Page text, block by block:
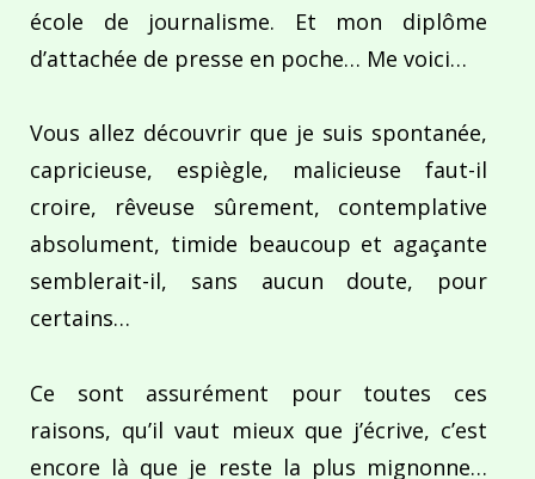
école de journalisme. Et mon diplôme
d’attachée de presse en poche… Me voici…
Vous allez découvrir que je suis spontanée,
capricieuse, espiègle, malicieuse faut-il
croire, rêveuse sûrement, contemplative
absolument, timide beaucoup et agaçante
semblerait-il, sans aucun doute, pour
certains…
Ce sont assurément pour toutes ces
raisons, qu’il vaut mieux que j’écrive, c’est
encore là que je reste la plus mignonne…